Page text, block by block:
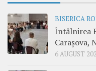
BISERICA
Întâlnirea
Carașova,
6 AUGUST